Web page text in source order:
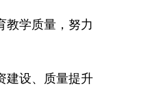
教学质量，努力
建设、质量提升